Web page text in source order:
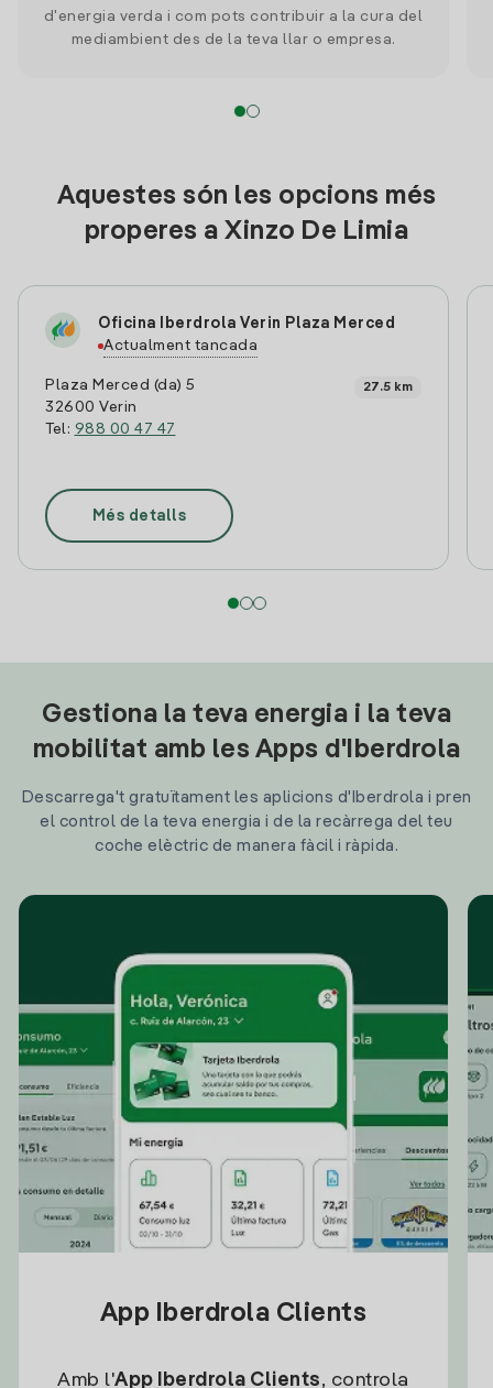
d'energia verda i com pots contribuir a la cura del
mediambient des de la teva llar o empresa.
Aquestes són les opcions més
properes a Xinzo De Limia
Oficina Iberdrola Verin Plaza Merced
Actualment tancada
Plaza Merced (da) 5
32600 Verin
Tel: 988 00 47 47
27.5 km
Més detalls
Gestiona la teva energia i la teva
mobilitat amb les Apps d'Iberdrola
Descarrega't gratuïtament les aplicions d'Iberdrola i pren
el control de la teva energia i de la recàrrega del teu
coche elèctric de manera fàcil i ràpida.
App Iberdrola Clients
Amb l'App Iberdrola Clients, controla